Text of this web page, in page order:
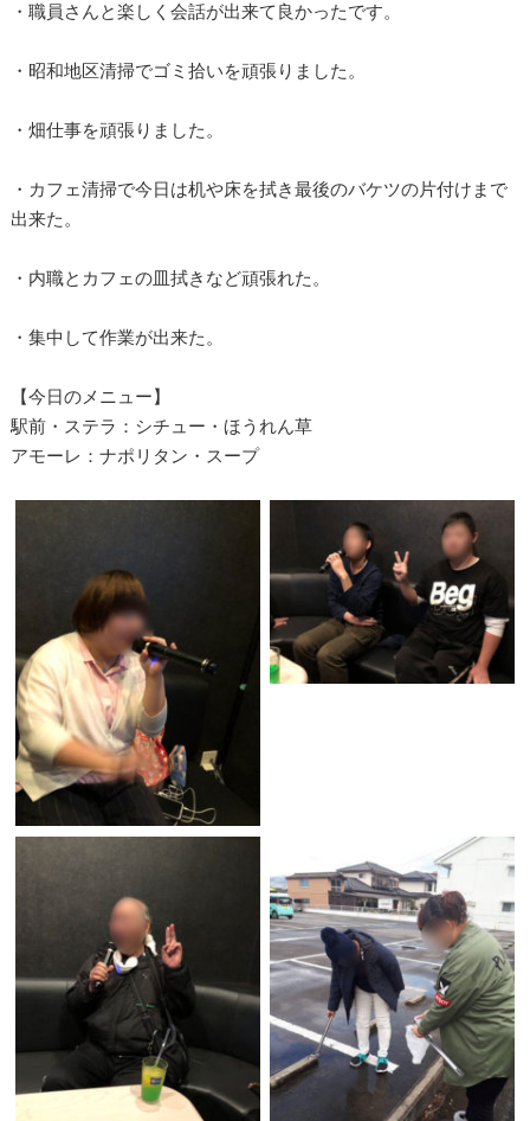
・職員さんと楽しく会話が出来て良かったです。
・昭和地区清掃でゴミ拾いを頑張りました。
・畑仕事を頑張りました。
・カフェ清掃で今日は机や床を拭き最後のバケツの片付けまで
出来た。
・内職とカフェの皿拭きなど頑張れた。
・集中して作業が出来た。
【今日のメニュー】
駅前・ステラ：シチュー・ほうれん草
アモーレ：ナポリタン・スープ